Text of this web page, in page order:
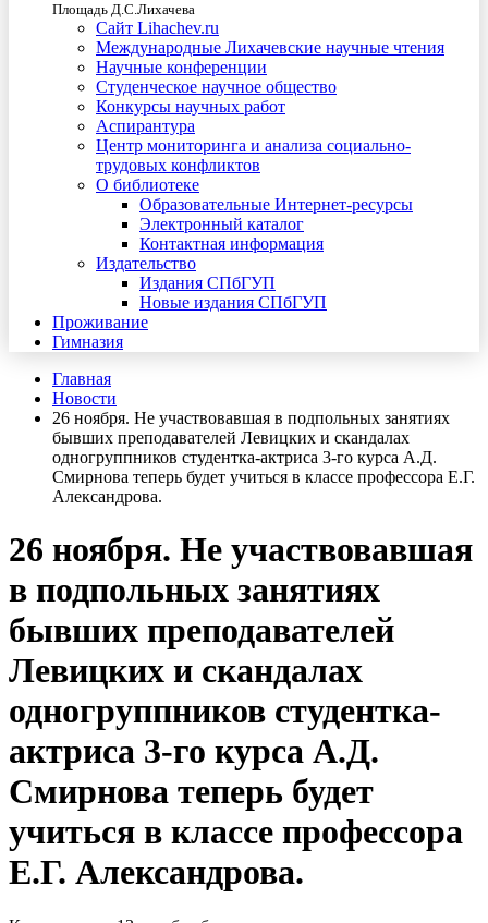
Площадь Д.С.Лихачева
Сайт Lihachev.ru
Международные Лихачевские научные чтения
Научные конференции
Студенческое научное общество
Конкурсы научных работ
Аспирантура
Центр мониторинга и анализа социально-
трудовых конфликтов
О библиотеке
Образовательные Интернет-ресурсы
Электронный каталог
Контактная информация
Издательство
Издания СПбГУП
Новые издания СПбГУП
Проживание
Гимназия
Главная
Новости
26 ноября. Не участвовавшая в подпольных занятиях
бывших преподавателей Левицких и скандалах
одногруппников студентка-актриса 3-го курса А.Д.
Смирнова теперь будет учиться в классе профессора Е.Г.
Александрова.
26 ноября. Не участвовавшая
в подпольных занятиях
бывших преподавателей
Левицких и скандалах
одногруппников студентка-
актриса 3-го курса А.Д.
Смирнова теперь будет
учиться в классе профессора
Е.Г. Александрова.